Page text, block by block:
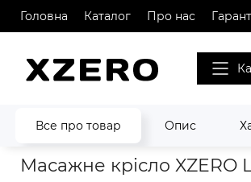
Головна Каталог Про нас
Все про товар Опис
Головна Масажні крісла XZERO
Масажне крісло XZERO